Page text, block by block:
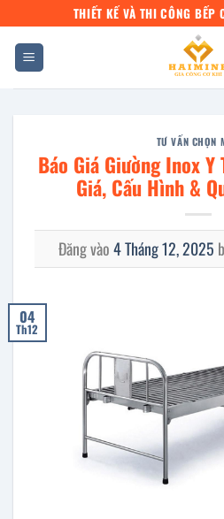
qua
dung
THIẾT KẾ VÀ THI CÔNG BẾP
TƯ VẤN CHỌN
Báo Giá Giường Inox
Giá, Cấu Hình &
Đăng vào4 Tháng 12, 2025
04
Th12